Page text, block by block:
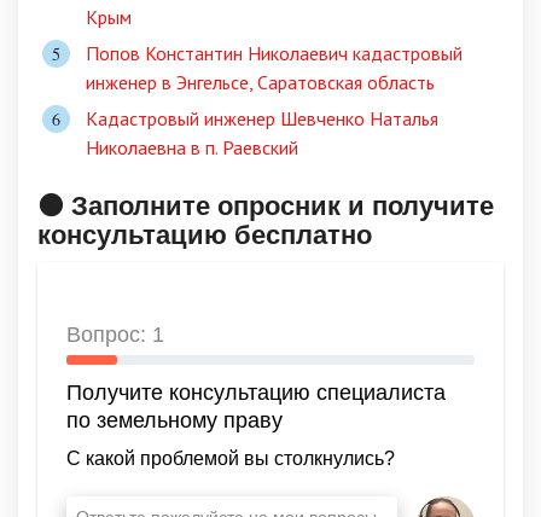
Крым
Попов Константин Николаевич кадастровый
инженер в Энгельсе, Саратовская область
Кадастровый инженер Шевченко Наталья
Николаевна в п. Раевский
🟠 Заполните опросник и получите
консультацию бесплатно